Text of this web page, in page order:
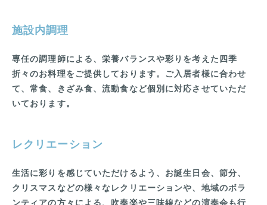
施設内調理
専任の調理師による、栄養バランスや彩りを考えた四季
折々のお料理をご提供しております。ご入居者様に合わせ
て、常食、きざみ食、流動食など個別に対応させていただ
いております。
レクリエーション
生活に彩りを感じていただけるよう、お誕生日会、節分、
クリスマスなどの様々なレクリエーションや、地域のボラ
ンティアの方々による、吹奏楽や三味線などの演奏会も行